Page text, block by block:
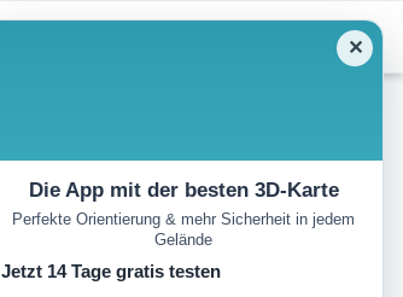
✕
Die App mit der besten 3D-Karte
Perfekte Orientierung & mehr Sicherheit in jedem
Gelände
Jetzt 14 Tage gratis testen